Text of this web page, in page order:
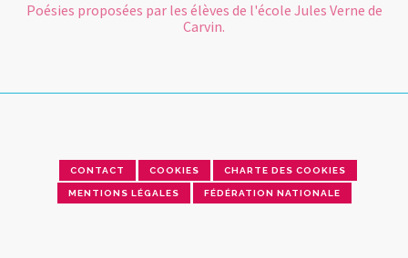
Poésies proposées par les élèves de l'école Jules Verne de
Carvin.
CONTACT COOKIES CHARTE DES COOKIES
MENTIONS LÉGALES FÉDÉRATION NATIONALE